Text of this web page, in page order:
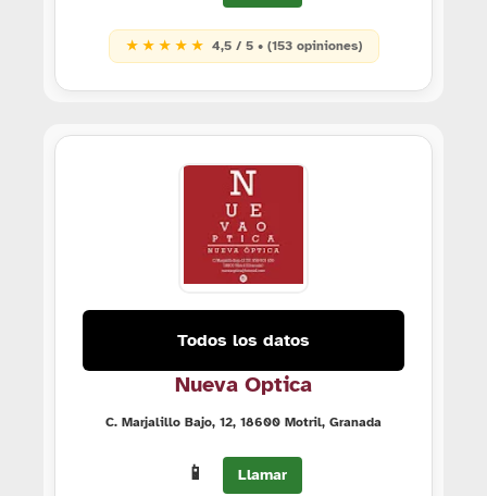
★ ★ ★ ★ ★ 4,5 / 5 • (153 opiniones)
Todos los datos
Nueva Optica
C. Marjalillo Bajo, 12, 18600 Motril, Granada
📱 Llamar